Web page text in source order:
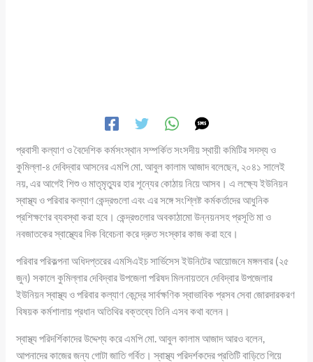
প্রবাসী কল্যাণ ও বৈদেশিক কর্মসংস্থান সম্পর্কিত সংসদীয় স্থায়ী কমিটির সদস্য ও
কুমিল্লা-৪ দেবিদ্বার আসনের এমপি মো. আবুল কালাম আজাদ বলেছেন, ২০৪১ সালেই
নয়, এর আগেই শিশু ও মাতৃমৃত্যুর হার শূন্যের কোঠায় নিয়ে আসব। এ লক্ষ্যে ইউনিয়ন
স্বাস্থ্য ও পরিবার কল্যাণ কেন্দ্রগুলো এবং এর সঙ্গে সংশ্লিষ্ট কর্মকর্তাদের আধুনিক
প্রশিক্ষণের ব্যবস্থা করা হবে। কেন্দ্রগুলোর অবকাঠামো উন্নয়নসহ প্রসূতি মা ও
নবজাতকের স্বাস্থ্যের দিক বিবেচনা করে দ্রুত সংস্কার কাজ করা হবে।
পরিবার পরিকল্পনা অধিদপ্তরের এমসিএইচ সার্ভিসেস ইউনিটের আয়োজনে মঙ্গলবার (২৫
জুন) সকালে কুমিল্লার দেবিদ্বার উপজেলা পরিষদ মিলনায়তনে দেবিদ্বার উপজেলার
ইউনিয়ন স্বাস্থ্য ও পরিবার কল্যাণ কেন্দ্রে সার্বক্ষণিক স্বাভাবিক প্রসব সেবা জোরদারকরণ
বিষয়ক কর্মশালায় প্রধান অতিথির বক্তব্যে তিনি এসব কথা বলেন।
স্বাস্থ্য পরিদর্শিকাদের উদ্দেশ্য করে এমপি মো. আবুল কালাম আজাদ আরও বলেন,
আপনাদের কাজের জন্য গোটা জাতি গর্বিত। স্বাস্থ্য পরিদর্শকদের প্রতিটি বাড়িতে গিয়ে